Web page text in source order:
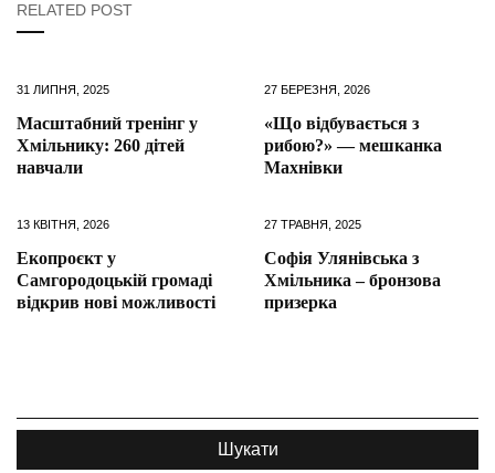
RELATED POST
31 ЛИПНЯ, 2025
Масштабний тренінг у
Хмільнику: 260 дітей
навчали
27 БЕРЕЗНЯ, 2026
«Що відбувається з
рибою?» — мешканка
Махнівки
13 КВІТНЯ, 2026
Екопроєкт у
Самгородоцькій громаді
відкрив нові можливості
27 ТРАВНЯ, 2025
Софія Улянівська з
Хмільника – бронзова
призерка